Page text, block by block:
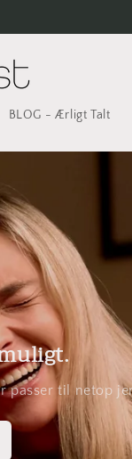
BLOG - Ærligt Talt
passer til netop